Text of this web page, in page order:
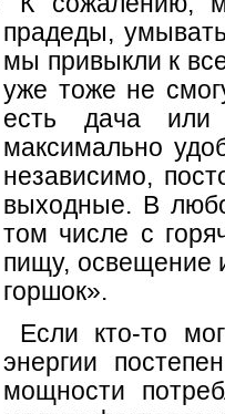
прадеды,
мы привыкли к
уже тоже не
есть дача или
максимально
независимо,
выходные. В
том числе с
пищу, освещение
горшок».
Если кто-то
энергии
мощности